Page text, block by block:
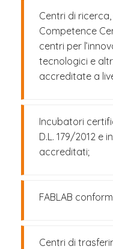
Centri di
Competence
centri per
tecnologici e
accreditate a
Incubatori
D.L. 179/2012 e
accreditati;
FABLAB
Centri di